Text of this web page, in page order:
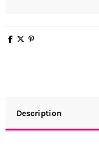
Description